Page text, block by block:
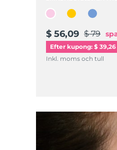
$ 56,09 $ 79
Efter kupong: $ 39,26
Inkl. moms och tull